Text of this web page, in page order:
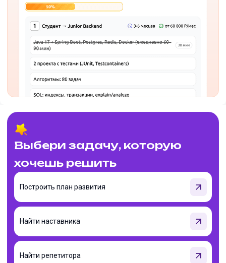
Выбери задачу, которую
хочешь решить
Построить план развития
Найти наставника
Найти репетитора